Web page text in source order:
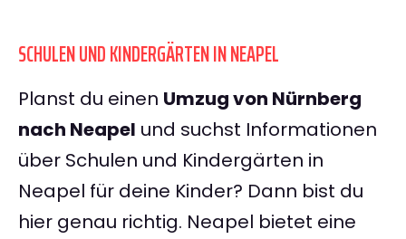
SCHULEN UND KINDERGÄRTEN IN NEAPEL
Planst du einen Umzug von Nürnberg
nach Neapel und suchst Informationen
über Schulen und Kindergärten in
Neapel für deine Kinder? Dann bist du
hier genau richtig. Neapel bietet eine